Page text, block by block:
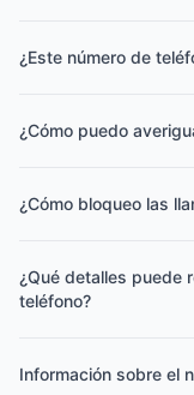
¿Este número de
¿Cómo puedo
¿Cómo bloqueo las
¿Qué detalles puede
teléfono?
Información sobre el